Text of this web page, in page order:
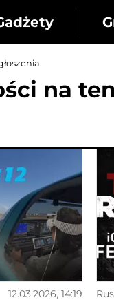
na
12.03.2026, 14:19